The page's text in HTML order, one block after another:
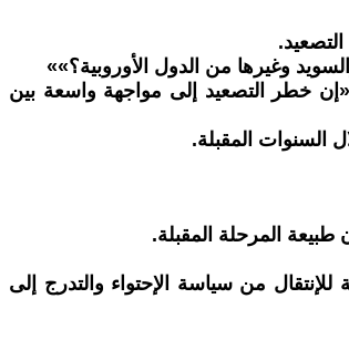
وغيرها من الدول الأوروبية؟»»
خطر التصعيد إلى مواجهة واسعة بين
السنوات المقبلة.
المرحلة المقبلة.
من سياسة الإحتواء والتدرج إلى